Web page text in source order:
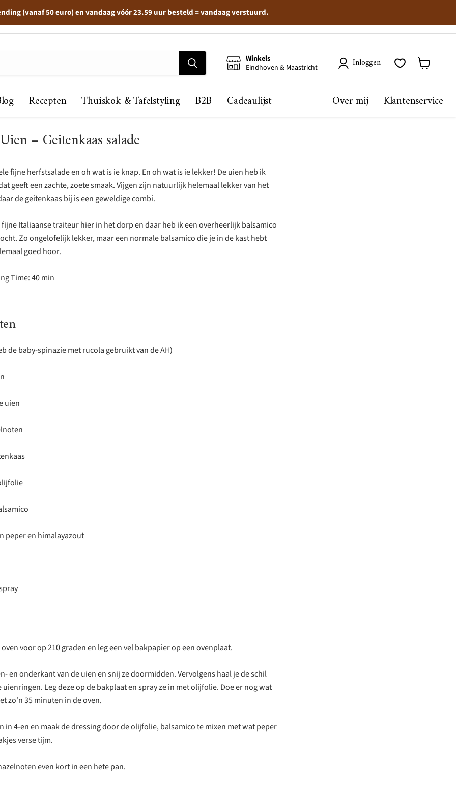
(vanaf 50 euro) en vandaag vóór 23.59 uur besteld = vandaag verstuurd.
Winkels
Eindhoven & Maastricht
Inloggen
Recepten Thuiskok & Tafelstyling B2B Cadeaulijst Over mij Klantenservice
– Geitenkaas salade
fijne herfstsalade en oh wat is ie knap. En oh wat is ie lekker! De uien heb ik
geeft een zachte, zoete smaak. Vijgen zijn natuurlijk helemaal lekker van het
de geitenkaas bij is een geweldige combi.
fijne Italiaanse traiteur hier in het dorp en daar heb ik een overheerlijk balsamico
Zo ongelofelijk lekker, maar een normale balsamico die je in de kast hebt
goed hoor.
Time: 40 min
de baby-spinazie met rucola gebruikt van de AH)
uien
peper en himalayazout
voor op 210 graden en leg een vel bakpapier op een ovenplaat.
en onderkant van de uien en snij ze doormidden. Vervolgens haal je de schil
uienringen. Leg deze op de bakplaat en spray ze in met olijfolie. Doe er nog wat
zo'n 35 minuten in de oven.
in 4-en en maak de dressing door de olijfolie, balsamico te mixen met wat peper
verse tijm.
even kort in een hete pan.